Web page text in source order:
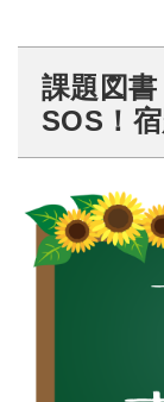
課題図
SOS！